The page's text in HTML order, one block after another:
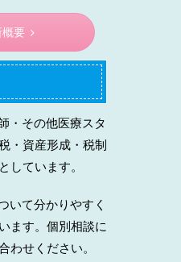
要
・その他医療スタ
・資産形成・税制
しています。
いて分かりやすく
ます。個別相談に
わせください。